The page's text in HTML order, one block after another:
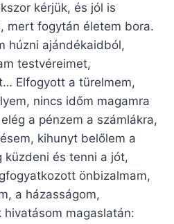
kérjük, és jól is
mert fogytán életem bora.
húzni ajándékaidból,
testvéreimet,
Elfogyott a türelmem,
nincs időm magamra
a pénzem a számlákra,
kihunyt belőlem a
küzdeni és tenni a jót,
önbizalmam,
a házasságom,
hivatásom magaslatán: